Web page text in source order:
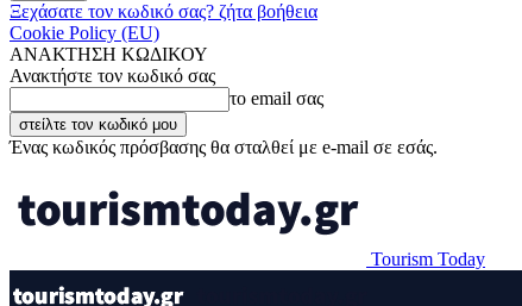
Ξεχάσατε τον κωδικό σας? ζήτα βοήθεια
Cookie Policy (EU)
ΑΝΑΚΤΗΣΗ ΚΩΔΙΚΟΥ
Ανακτήστε τον κωδικό σας
το email σας
Ένας κωδικός πρόσβασης θα σταλθεί με e-mail σε εσάς.
Tourism Today